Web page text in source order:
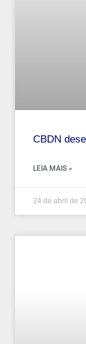
CBDN
LEIA MAIS »
24 de abril de